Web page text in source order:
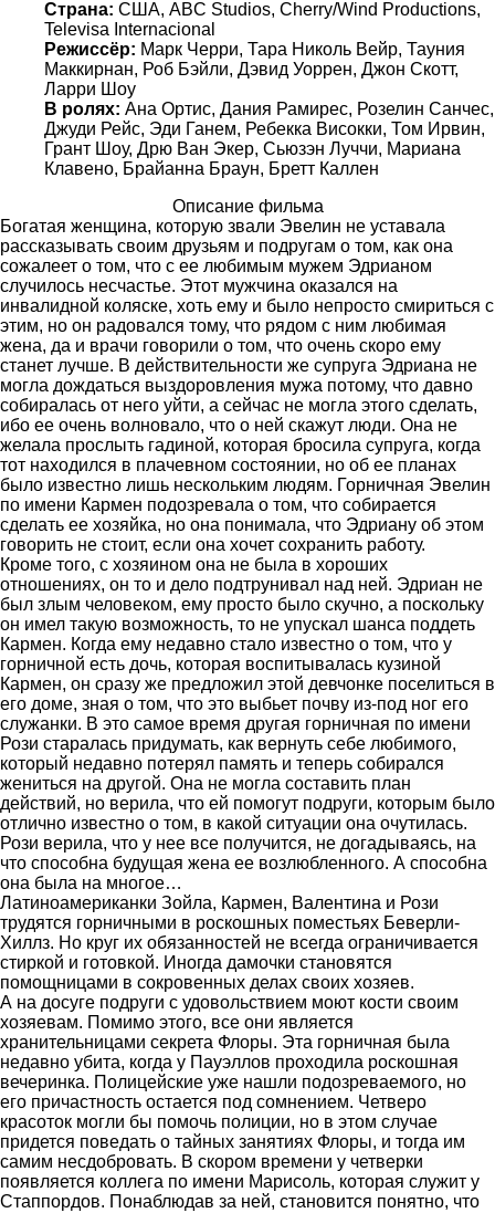
Страна: США, ABC Studios, Cherry/Wind Productions,
Televisa Internacional
Режиссёр: Марк Черри, Тара Николь Вейр, Тауния
Маккирнан, Роб Бэйли, Дэвид Уоррен, Джон Скотт,
Ларри Шоу
В ролях: Ана Ортис, Дания Рамирес, Розелин Санчес,
Джуди Рейс, Эди Ганем, Ребекка Високки, Том Ирвин,
Грант Шоу, Дрю Ван Экер, Сьюзэн Луччи, Мариана
Клавено, Брайанна Браун, Бретт Каллен
Описание фильма
Богатая женщина, которую звали Эвелин не уставала
рассказывать своим друзьям и подругам о том, как она
сожалеет о том, что с ее любимым мужем Эдрианом
случилось несчастье. Этот мужчина оказался на
инвалидной коляске, хоть ему и было непросто смириться с
этим, но он радовался тому, что рядом с ним любимая
жена, да и врачи говорили о том, что очень скоро ему
станет лучше. В действительности же супруга Эдриана не
могла дождаться выздоровления мужа потому, что давно
собиралась от него уйти, а сейчас не могла этого сделать,
ибо ее очень волновало, что о ней скажут люди. Она не
желала прослыть гадиной, которая бросила супруга, когда
тот находился в плачевном состоянии, но об ее планах
было известно лишь нескольким людям. Горничная Эвелин
по имени Кармен подозревала о том, что собирается
сделать ее хозяйка, но она понимала, что Эдриану об этом
говорить не стоит, если она хочет сохранить работу.
Кроме того, с хозяином она не была в хороших
отношениях, он то и дело подтрунивал над ней. Эдриан не
был злым человеком, ему просто было скучно, а поскольку
он имел такую возможность, то не упускал шанса поддеть
Кармен. Когда ему недавно стало известно о том, что у
горничной есть дочь, которая воспитывалась кузиной
Кармен, он сразу же предложил этой девчонке поселиться в
его доме, зная о том, что это выбьет почву из-под ног его
служанки. В это самое время другая горничная по имени
Рози старалась придумать, как вернуть себе любимого,
который недавно потерял память и теперь собирался
жениться на другой. Она не могла составить план
действий, но верила, что ей помогут подруги, которым было
отлично известно о том, в какой ситуации она очутилась.
Рози верила, что у нее все получится, не догадываясь, на
что способна будущая жена ее возлюбленного. А способна
она была на многое…
Латиноамериканки Зойла, Кармен, Валентина и Рози
трудятся горничными в роскошных поместьях Беверли-
Хиллз. Но круг их обязанностей не всегда ограничивается
стиркой и готовкой. Иногда дамочки становятся
помощницами в сокровенных делах своих хозяев.
А на досуге подруги с удовольствием моют кости своим
хозяевам. Помимо этого, все они является
хранительницами секрета Флоры. Эта горничная была
недавно убита, когда у Пауэллов проходила роскошная
вечеринка. Полицейские уже нашли подозреваемого, но
его причастность остается под сомнением. Четверо
красоток могли бы помочь полиции, но в этом случае
придется поведать о тайных занятиях Флоры, и тогда им
самим несдобровать. В скором времени у четверки
появляется коллега по имени Марисоль, которая служит у
Стаппордов. Понаблюдав за ней, становится понятно, что